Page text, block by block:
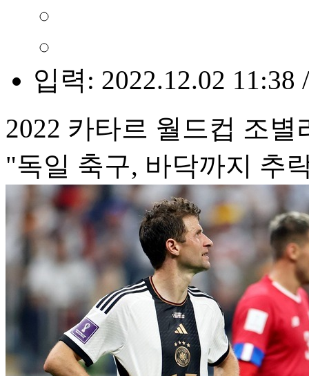
입력: 2022.12.02 11:38
2022 카타르 월드컵 조
"독일 축구, 바닥까지 추